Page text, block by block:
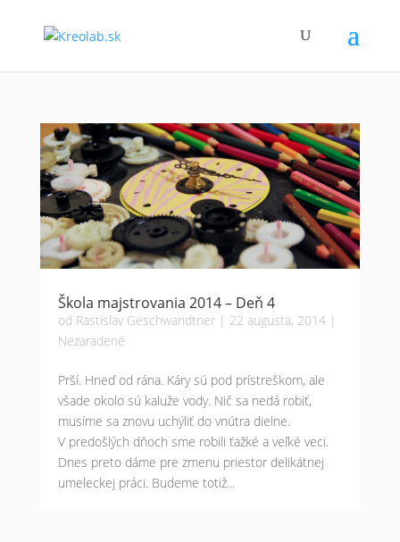
Škola majstrovania 2014 – Deň 4
od Rastislav Geschwandtner| 22 augusta, 2014|
Nezaradené
Prší. Hneď od rána. Káry sú pod prístreškom, ale
všade okolo sú kaluže vody. Nič sa nedá robiť,
musíme sa znovu uchýliť do vnútra dielne.
V predošlých dňoch sme robili ťažké a veľké veci.
Dnes preto dáme pre zmenu priestor delikátnej
umeleckej práci. Budeme totiž...